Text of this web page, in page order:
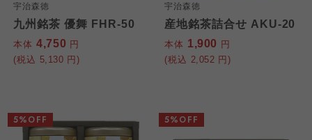
宇治森徳
九州銘茶 優舞 FHR-50
本体 4,750 円
(税込 5,130 円)
宇治森徳
産地銘茶詰合せ AKU-20
本体 1,900 円
(税込 2,052 円)
5%OFF 5%OFF